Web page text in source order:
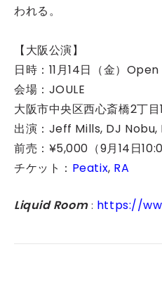
われる。
【大阪公演】
日時：11月14日（金）
会場：JOULE
大阪市中央区西心斎橋2丁目
出演：Jeff Mills, DJ
前売：¥5,000（9月14日
チケット： Peatix, RA
Liquid Room: https://